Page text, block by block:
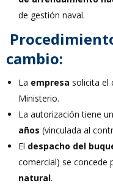
de gestión naval.
cambio:
La empresa solicita el
Ministerio.
La autorización tiene
años (vinculada al
El despacho del
comercial) se concede
natural.